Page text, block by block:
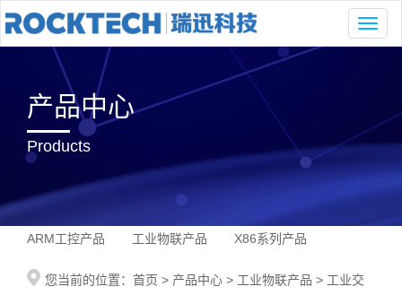
产品中心
Products
ARM工控产品 工业物联产品 X86系列产品
您当前的位置： 首页 > 产品中心 > 工业物联产品 > 工业交